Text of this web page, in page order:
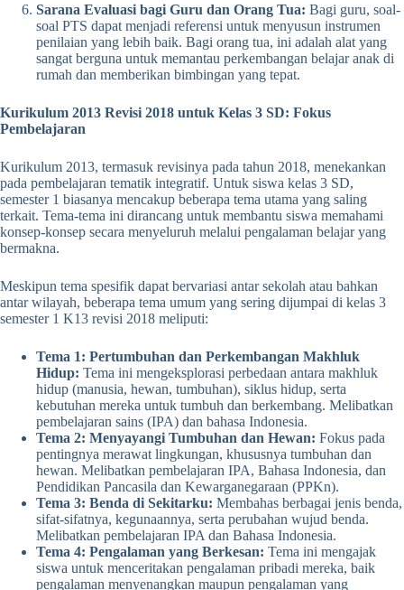
Sarana Evaluasi bagi Guru dan Orang Tua: Bagi guru, soal-
soal PTS dapat menjadi referensi untuk menyusun instrumen
penilaian yang lebih baik. Bagi orang tua, ini adalah alat yang
sangat berguna untuk memantau perkembangan belajar anak di
rumah dan memberikan bimbingan yang tepat.
Kurikulum 2013 Revisi 2018 untuk Kelas 3 SD: Fokus
Pembelajaran
Kurikulum 2013, termasuk revisinya pada tahun 2018, menekankan
pada pembelajaran tematik integratif. Untuk siswa kelas 3 SD,
semester 1 biasanya mencakup beberapa tema utama yang saling
terkait. Tema-tema ini dirancang untuk membantu siswa memahami
konsep-konsep secara menyeluruh melalui pengalaman belajar yang
bermakna.
Meskipun tema spesifik dapat bervariasi antar sekolah atau bahkan
antar wilayah, beberapa tema umum yang sering dijumpai di kelas 3
semester 1 K13 revisi 2018 meliputi:
Tema 1: Pertumbuhan dan Perkembangan Makhluk
Hidup: Tema ini mengeksplorasi perbedaan antara makhluk
hidup (manusia, hewan, tumbuhan), siklus hidup, serta
kebutuhan mereka untuk tumbuh dan berkembang. Melibatkan
pembelajaran sains (IPA) dan bahasa Indonesia.
Tema 2: Menyayangi Tumbuhan dan Hewan: Fokus pada
pentingnya merawat lingkungan, khususnya tumbuhan dan
hewan. Melibatkan pembelajaran IPA, Bahasa Indonesia, dan
Pendidikan Pancasila dan Kewarganegaraan (PPKn).
Tema 3: Benda di Sekitarku: Membahas berbagai jenis benda,
sifat-sifatnya, kegunaannya, serta perubahan wujud benda.
Melibatkan pembelajaran IPA dan Bahasa Indonesia.
Tema 4: Pengalaman yang Berkesan: Tema ini mengajak
siswa untuk menceritakan pengalaman pribadi mereka, baik
pengalaman menyenangkan maupun pengalaman yang